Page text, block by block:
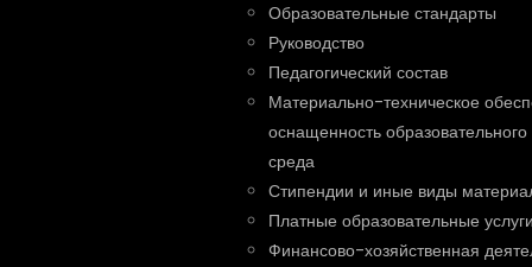
Образовательные стандарты
Руководство
Педагогический состав
Материально-техническое
оснащенность
среда
Стипендии и иные виды
Платные образовательные
Финансово-хозяйственная